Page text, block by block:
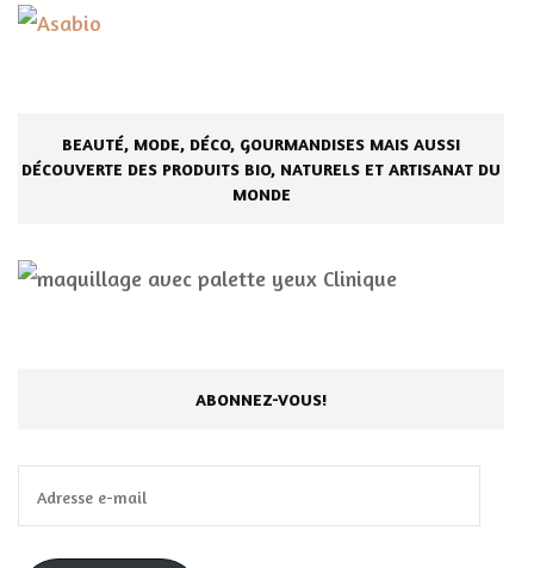
BEAUTÉ, MODE, DÉCO, GOURMANDISES MAIS AUSSI
DÉCOUVERTE DES PRODUITS BIO, NATURELS ET ARTISANAT DU
MONDE
ABONNEZ-VOUS!
e-
mail